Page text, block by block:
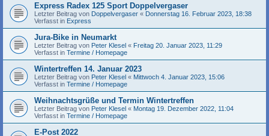
Express Radex 125 Sport Doppelvergaser
Letzter Beitrag von Doppelvergaser « Donnerstag 16. Februar 2023, 18:38
Verfasst in Express
Jura-Bike in Neumarkt
Letzter Beitrag von Peter Klesel « Freitag 20. Januar 2023, 11:29
Verfasst in Termine / Homepage
Wintertreffen 14. Januar 2023
Letzter Beitrag von Peter Klesel « Mittwoch 4. Januar 2023, 15:06
Verfasst in Termine / Homepage
Weihnachtsgrüße und Termin Wintertreffen
Letzter Beitrag von Peter Klesel « Montag 19. Dezember 2022, 11:04
Verfasst in Termine / Homepage
E-Post 2022